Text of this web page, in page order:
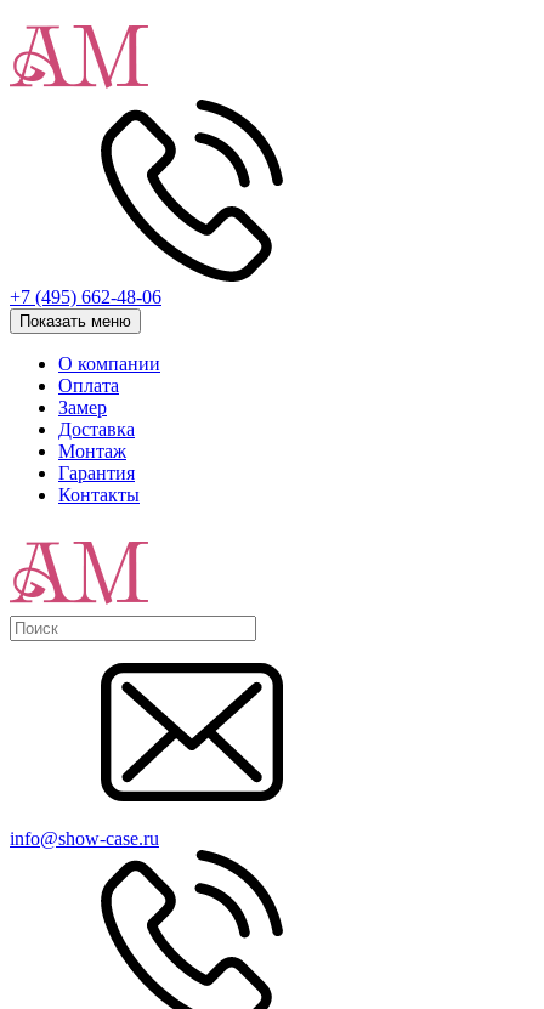
+7 (495) 662-48-06
Показать меню
О компании
Оплата
Замер
Доставка
Монтаж
Гарантия
Контакты
info@show-case.ru